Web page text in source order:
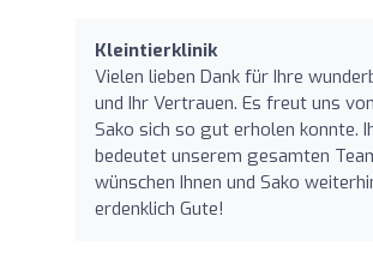
Kleintierklinik
Vielen lieben Dank für Ihre
und Ihr Vertrauen. Es freut uns
Sako sich so gut erholen konnte.
bedeutet unserem gesamten
wünschen Ihnen und Sako
erdenklich Gute!